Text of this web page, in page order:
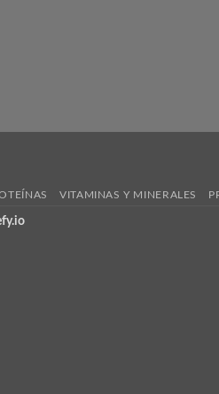
VITAMINAS Y MINERALES